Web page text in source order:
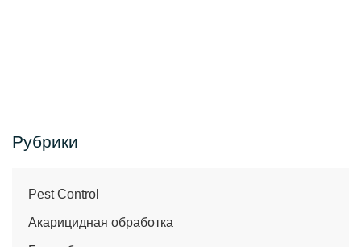
Рубрики
Pest Control
Акарицидная обработка